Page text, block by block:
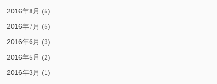
2016年8月 (5)
2016年7月 (5)
2016年6月 (3)
2016年5月 (2)
2016年3月 (1)